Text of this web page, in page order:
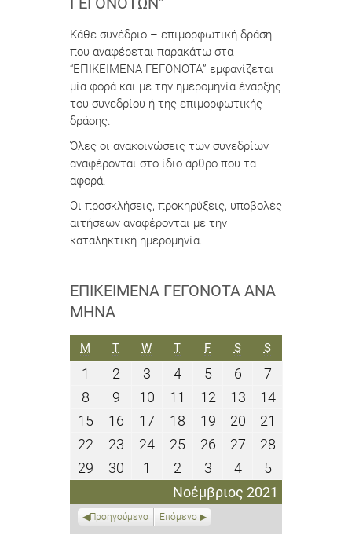
Κάθε συνέδριο – επιμορφωτική δράση
που αναφέρεται παρακάτω στα
“ΕΠΙΚΕΙΜΕΝΑ ΓΕΓΟΝΟΤΑ” εμφανίζεται
μία φορά και με την ημερομηνία έναρξης
του συνεδρίου ή της επιμορφωτικής
δράσης.
Όλες οι ανακοινώσεις των συνεδρίων
αναφέρονται στο ίδιο άρθρο που τα
αφορά.
Οι προσκλήσεις, προκηρύξεις, υποβολές
αιτήσεων αναφέρονται με την
καταληκτική ημερομηνία.
ΕΠΙΚΕΊΜΕΝΑ ΓΕΓΟΝΌΤΑ ΑΝΆ
ΜΉΝΑ
Νοέμβριος 2021
M ΔΕΥΤΈΡΑ
TΤΡΊΤΗ
WΤΕΤΆΡΤΗ
TΠΈΜΠΤΗ
FΠΑΡΑΣΚΕΥΉ
SΣΆΒΒΑΤΟ
SΚΥΡΙΑΚΉ
1
Νοεμβρίου
2021
2
Νοεμβρίου
2021
3
Νοεμβρίου
2021
44
Νοεμβρίου
2021
55
Νοεμβρίου
2021
66
Νοεμβρίου
2021
77
Νοεμβρίου
2021
8
Νοεμβρίου
2021
9
Νοεμβρίου
2021
10
Νοεμβρίου
2021
11
Νοεμβρίου
2021
1212
Νοεμβρίου
2021
1313
Νοεμβρίου
2021
1414
1515
Νοεμβρίου
2021
16
Νοεμβρίου
2021
17
Νοεμβρίου
2021
18
Νοεμβρίου
2021
1919
Νοεμβρίου
2021
2020
Νοεμβρίου
2021
21
Νοεμβρίου
2021
22
Νοεμβρίου
2021
23
Νοεμβρίου
2021
2424
Νοεμβρίου
2021
2525
Νοεμβρίου
2021
2626
Νοεμβρίου
2021
2727
Νοεμβρίου
2021
2828
2021
29
Νοεμβρίου
30
Νοεμβρίου
1
Δεκεμβρίου
2021
2
Δεκεμβρίου
2021
33
Δεκεμβρίου
2021
44
Δεκεμβρίου
2021
55
Δεκεμβρίου
2021
Προηγούμενο Επόμενο